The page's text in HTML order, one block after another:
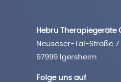
Hebru Therapiegeräte
Neuseser-Tal-Straße 7
97999 Igersheim
Folge uns auf